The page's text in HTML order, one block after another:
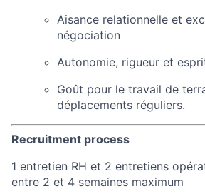
Aisance relationnelle et
négociation
Autonomie, rigueur et
Goût pour le travail de
déplacements réguliers.
Recruitment process
1 entretien RH et 2 entretiens
entre 2 et 4 semaines maximum